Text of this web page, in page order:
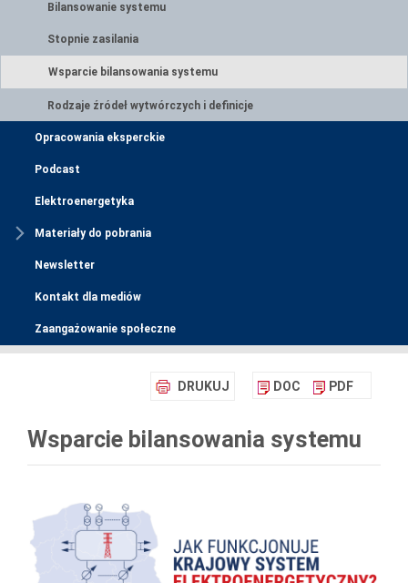
Bilansowanie systemu
Stopnie zasilania
Wsparcie bilansowania systemu
Rodzaje źródeł wytwórczych i definicje
Opracowania eksperckie
Podcast
Elektroenergetyka
Materiały do pobrania
Newsletter
Kontakt dla mediów
Zaangażowanie społeczne
DRUKUJ DOC PDF
Wsparcie bilansowania systemu